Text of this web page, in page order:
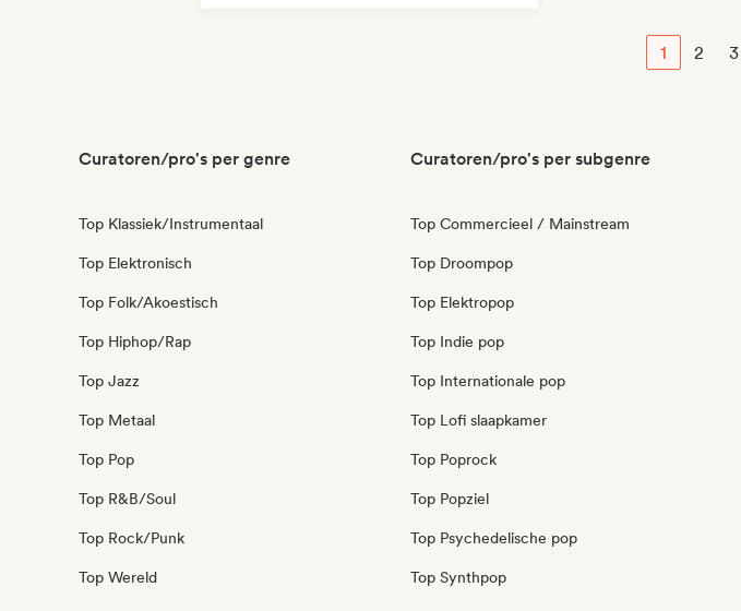
1 2 3
Curatoren/pro's per genre
Top Klassiek/Instrumentaal
Top Elektronisch
Top Folk/Akoestisch
Top Hiphop/Rap
Top Jazz
Top Metaal
Top Pop
Top R&B/Soul
Top Rock/Punk
Top Wereld
Curatoren/pro's per subgenre
Top Commercieel / Mainstream
Top Droompop
Top Elektropop
Top Indie pop
Top Internationale pop
Top Lofi slaapkamer
Top Poprock
Top Popziel
Top Psychedelische pop
Top Synthpop